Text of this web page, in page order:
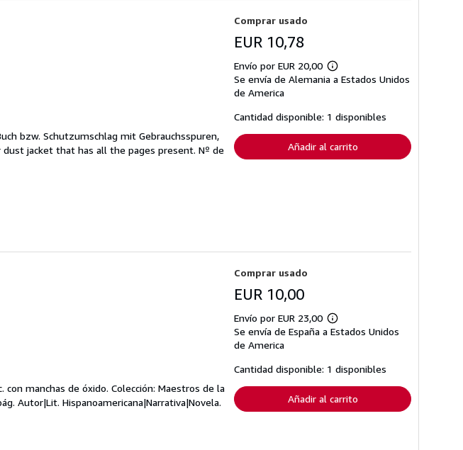
bzw. Schutzumschlag mit Gebrauchsspuren,
dust jacket that has all the pages present. Nº de
Comprar usado
EUR 10,78
Envío por EUR 20,00
Más
información
tarifas
de
envío
Se envía de Alemania a Estados Unidos
de America
Cantidad disponible: 1 disponibles
Añadir al carrito
con manchas de óxido. Colección: Maestros de la
Autor|Lit. Hispanoamericana|Narrativa|Novela.
Comprar usado
EUR 10,00
Envío por EUR 23,00
Más
información
tarifas
de
envío
Se envía de España a Estados Unidos
de America
Cantidad disponible: 1 disponibles
Añadir al carrito